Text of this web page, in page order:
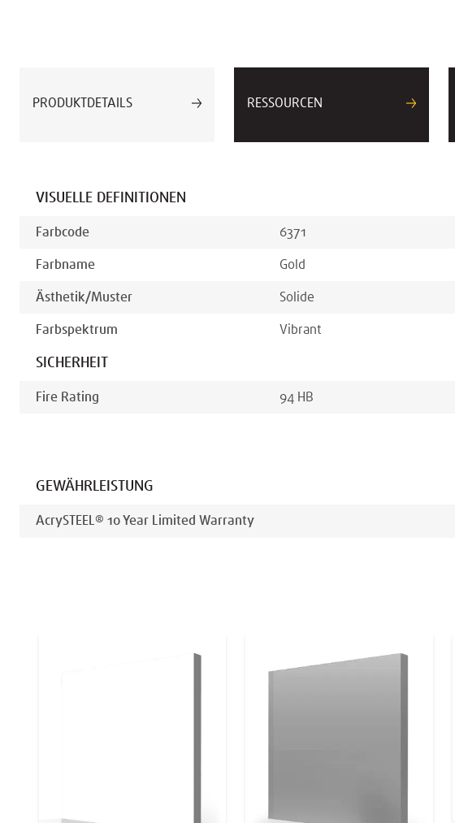
PRODUKTDETAILS RESSOURCEN
VISUELLE DEFINITIONEN
Farbcode 6371
Farbname Gold
Ästhetik/muster Solide
Farbspektrum Vibrant
SICHERHEIT
Fire Rating 94 HB
GEWÄHRLEISTUNG
AcrySTEEL® 10 Year Limited Warranty